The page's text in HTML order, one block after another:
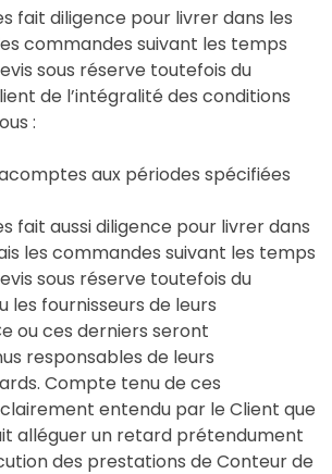
fait diligence pour livrer dans les
commandes suivant les temps
sous réserve toutefois du
de l’intégralité des conditions
:
aux périodes spécifiées
fait aussi diligence pour livrer dans
les commandes suivant les temps
sous réserve toutefois du
les fournisseurs de leurs
ou ces derniers seront
responsables de leurs
Compte tenu de ces
entendu par le Client que
alléguer un retard prétendument
des prestations de Conteur de